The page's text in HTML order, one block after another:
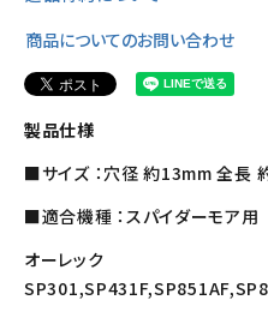
商品についてのお問い合わせ
製品仕様
■サイズ ：穴径 約13mm 全長
■適合機種 ：スパイダーモア用
オーレック